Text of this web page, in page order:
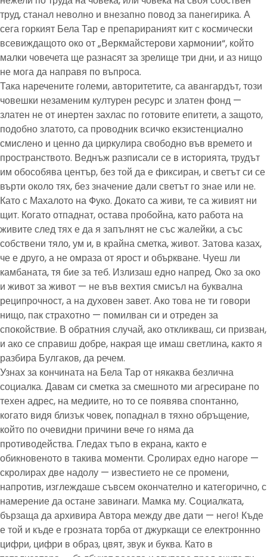
труд, станал неволно и внезапно повод за панегирика. А
сега горкият Бела Тар е препарираният кит с космически
всевиждащото око от „Веркмайстерови хармонии“, който
малки човечета ще разнасят за зрелище три дни, и аз нищо
не мога да направя по въпроса.
Така наречените големи, авторитетите, са авангардът, този
човешки незаменим културен ресурс и златен фонд —
златен не от инертен захлас по готовите епитети, а защото,
подобно златото, са проводник всичко екзистенциално
смислено и ценно да циркулира свободно във времето и
пространството. Веднъж разписали се в историята, трудът
им обособява център, без той да е фиксиран, и светът си се
върти около тях, без значение дали светът го знае или не.
Като с Махалото на Фуко. Докато са живи, те са живият ни
щит. Когато отпаднат, остава пробойна, като работа на
живите след тях е да я запълнят не със жалейки, а със
собствени тяло, ум и, в крайна сметка, живот. Затова казах,
че е друго, а не омраза от ярост и объркване. Чуеш ли
камбаната, тя бие за теб. Излизаш едно напред. Око за око
и живот за живот — не във вехтия смисъл на буквална
реципрочност, а на духовен завет. Ако това не ти говори
нищо, пак страхотно — помилван си и отреден за
спокойствие. В обратния случай, ако откликваш, си призван,
и ако се справиш добре, накрая ще имаш светлина, както я
разбира Булгаков, да речем.
Узнах за кончината на Бела Тар от някаква безлична
социалка. Давам си сметка за смешното ми агресиране по
техен адрес, на медиите, но то се появява спонтанно,
когато видя близък човек, попаднал в тяхно обръщение,
който по очевидни причини вече го няма да
противодейства. Гледах тъпо в екрана, както е
обикновеното в такива моменти. Сролирах едно нагоре —
скролирах две надолу — известието не се промени,
напротив, изглеждаше съвсем окончателно и категорично, с
намерение да остане завинаги. Мамка му. Социалката,
бързаща да архивира Автора между две дати — него! Къде
е той и къде е грозната торба от джуркащи се електроннно
цифри, цифри в образ, цвят, звук и буква. Като в